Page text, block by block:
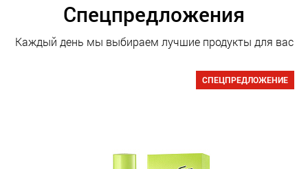
Спецпредложения
Каждый день мы выбираем лучшие продукты для вас
СПЕЦПРЕДЛОЖЕНИЕ